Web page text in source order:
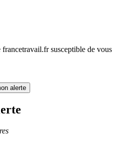
susceptible de vous
alerte